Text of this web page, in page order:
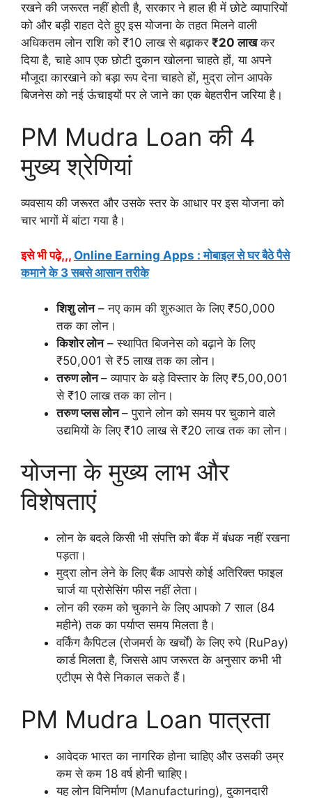
रखने की जरूरत नहीं होती है, सरकार ने हाल ही में छोटे व्यापारियों
को और बड़ी राहत देते हुए इस योजना के तहत मिलने वाली
अधिकतम लोन राशि को ₹10 लाख से बढ़ाकर ₹20 लाखकर
दिया है, चाहे आप एक छोटी दुकान खोलना चाहते हों, या अपने
मौजूदा कारखाने को बड़ा रूप देना चाहते हों, मुद्रा लोन आपके
बिजनेस को नई ऊंचाइयों पर ले जाने का एक बेहतरीन जरिया है।
PM Mudra Loan की 4
मुख्य श्रेणियां
व्यवसाय की जरूरत और उसके स्तर के आधार पर इस योजना को
चार भागों में बांटा गया है।
इसे भी पढ़े,,, Online Earning Apps : मोबाइल से घर बैठे पैसे
कमाने के 3 सबसे आसान तरीके
शिशु लोन– नए काम की शुरुआत के लिए ₹50,000
तक का लोन।
किशोर लोन– स्थापित बिजनेस को बढ़ाने के लिए
₹50,001 से ₹5 लाख तक का लोन।
तरुण लोन– व्यापार के बड़े विस्तार के लिए ₹5,00,001
से ₹10 लाख तक का लोन।
तरुण प्लस लोन– पुराने लोन को समय पर चुकाने वाले
उद्यमियों के लिए ₹10 लाख से ₹20 लाख तक का लोन।
योजना के मुख्य लाभ और
विशेषताएं
लोन के बदले किसी भी संपत्ति को बैंक में बंधक नहीं रखना
पड़ता।
मुद्रा लोन लेने के लिए बैंक आपसे कोई अतिरिक्त फाइल
चार्ज या प्रोसेसिंग फीस नहीं लेता।
लोन की रकम को चुकाने के लिए आपको 7 साल (84
महीने) तक का पर्याप्त समय मिलता है।
वर्किंग कैपिटल (रोजमर्रा के खर्चों) के लिए रुपे (RuPay)
कार्ड मिलता है, जिससे आप जरूरत के अनुसार कभी भी
एटीएम से पैसे निकाल सकते हैं।
PM Mudra Loan पात्रता
आवेदक भारत का नागरिक होना चाहिए और उसकी उम्र
कम से कम 18 वर्ष होनी चाहिए।
यह लोन विनिर्माण (Manufacturing), दुकानदारी